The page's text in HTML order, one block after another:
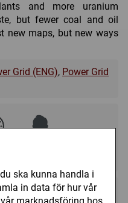
ska kunna handla i
in data för hur vår
and more uranium
but fewer coal and oil
new maps, but new ways
Grid (ENG), Power Grid